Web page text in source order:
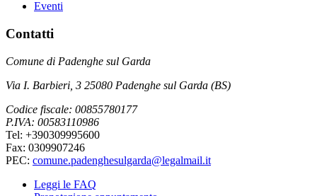
Eventi
Contatti
Comune di Padenghe sul Garda
Via I. Barbieri, 3 25080 Padenghe sul Garda (BS)
Codice fiscale: 00855780177
P.IVA: 00583110986
Tel: +390309995600
Fax: 0309907246
PEC: comune.padenghesulgarda@legalmail.it
Leggi le FAQ